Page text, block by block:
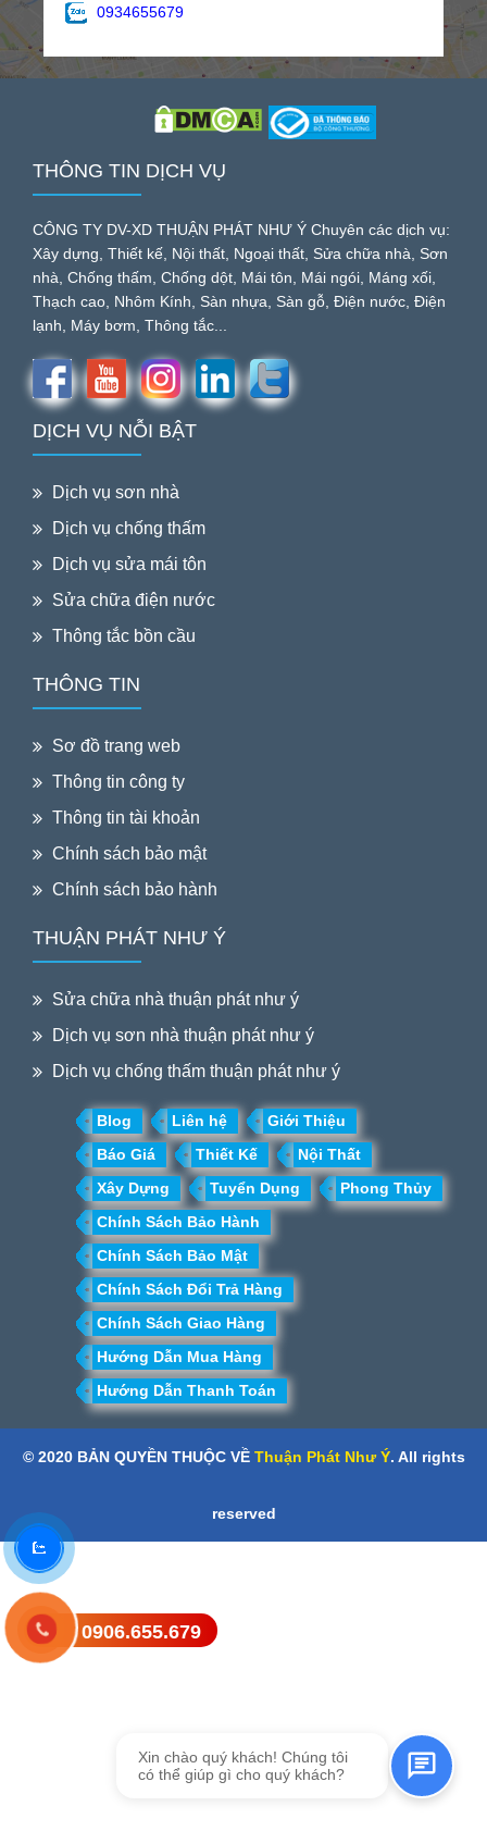
0934655679
THÔNG TIN DỊCH VỤ
CÔNG TY DV-XD THUẬN PHÁT NHƯ Ý Chuyên các dịch vụ:
Xây dựng, Thiết kế, Nội thất, Ngoại thất, Sửa chữa nhà, Sơn
nhà, Chống thấm, Chống dột, Mái tôn, Mái ngói, Máng xối,
Thạch cao, Nhôm Kính, Sàn nhựa, Sàn gỗ, Điện nước, Điện
lạnh, Máy bơm, Thông tắc...
DỊCH VỤ NỖI BẬT
Dịch vụ sơn nhà
Dịch vụ chống thấm
Dịch vụ sửa mái tôn
Sửa chữa điện nước
Thông tắc bồn cầu
THÔNG TIN
Sơ đồ trang web
Thông tin công ty
Thông tin tài khoản
Chính sách bảo mật
Chính sách bảo hành
THUẬN PHÁT NHƯ Ý
Sửa chữa nhà thuận phát như ý
Dịch vụ sơn nhà thuận phát như ý
Dịch vụ chống thấm thuận phát như ý
Blog Liên hệ
Giới Thiệu
Báo Giá
Thiết Kế
Nội Thất
Xây Dựng
Tuyển Dụng
Phong Thủy
Chính Sách Bảo Hành
Chính Sách Bảo Mật
Chính Sách Đổi Trả Hàng
Chính Sách Giao Hàng
Hướng Dẫn Mua Hàng
Hướng Dẫn Thanh Toán
0906.655.679
Xin chào quý khách! Chúng tôi
có thể giúp gì cho quý khách?
© 2020 BẢN QUYỀN THUỘC VỀ Thuận Phát Như Ý. All rights
reserved